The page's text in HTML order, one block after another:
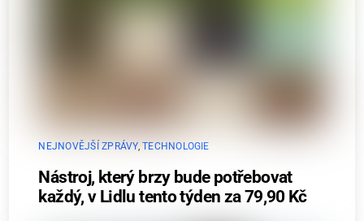
NEJNOVĚJŠÍ ZPRÁVY,TECHNOLOGIE
Nástroj, který brzy bude potřebovat
každý, v Lidlu tento týden za 79,90 Kč